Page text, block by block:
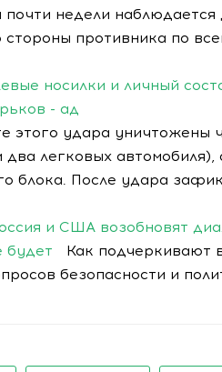
недели
стороны противника по
носилки и личный
- ад
этого удара уничтожены
два легковых
блока. После удара
и США возобновят
будет Как подчеркивают
безопасности и